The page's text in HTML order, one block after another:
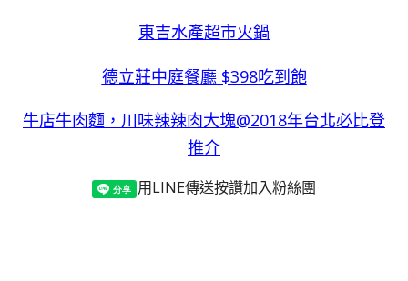
東吉水產超市火鍋
德立莊中庭餐廳 $398吃到飽
牛店牛肉麵，川味辣辣肉大塊@2018年台北必比登
推介
用LINE傳送按讚加入粉絲團